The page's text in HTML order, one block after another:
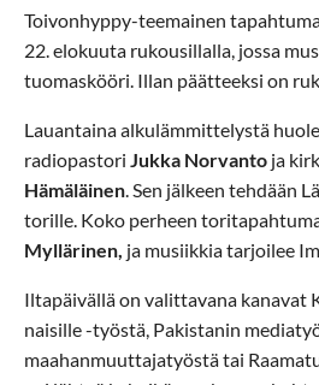
Toivonhyppy-teemainen
22. elokuuta rukousillalla, jossa
tuomaskööri. Illan päätteeksi on
Lauantaina alkulämmittelystä
radiopastori Jukka Norvanto ja
Hämäläinen . Sen jälkeen tehdään
torille. Koko perheen
Myllärinen, ja musiikkia tarjoilee
Iltapäivällä on valittavana kanavat
naisille -työstä, Pakistanin
maahanmuuttajatyöstä tai